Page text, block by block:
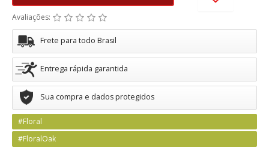
Avaliações:
Frete para todo Brasil
Entrega rápida garantida
Sua compra e dados protegidos
#Floral
#FloralOak